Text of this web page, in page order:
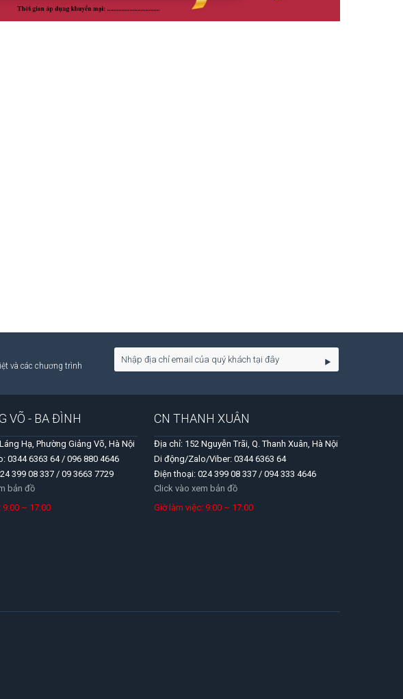
và các chương trình
VÕ - BA ĐÌNH
Hạ, Phường Giảng Võ, Hà Nội
0344 6363 64 / 096 880 4646
399 08 337 / 09 3663 7729
bản đồ
9:00 ~ 17:00
CN THANH XUÂN
Địa chỉ: 152 Nguyễn Trãi, Q. Thanh Xuân, Hà Nội
Di động/Zalo/Viber: 0344 6363 64
Điện thoại: 024 399 08 337 / 094 333 4646
Click vào xem bản đồ
Giờ làm việc: 9:00 ~ 17:00